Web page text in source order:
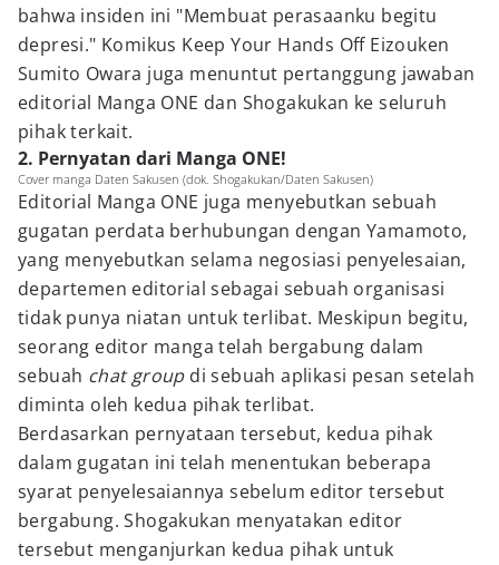
bahwa insiden ini "Membuat perasaanku begitu
depresi." Komikus Keep Your Hands Off Eizouken
Sumito Owara juga menuntut pertanggung jawaban
editorial Manga ONE dan Shogakukan ke seluruh
pihak terkait.
2. Pernyatan dari Manga ONE!
Cover manga Daten Sakusen (dok. Shogakukan/Daten Sakusen)
Editorial Manga ONE juga menyebutkan sebuah
gugatan perdata berhubungan dengan Yamamoto,
yang menyebutkan selama negosiasi penyelesaian,
departemen editorial sebagai sebuah organisasi
tidak punya niatan untuk terlibat. Meskipun begitu,
seorang editor manga telah bergabung dalam
sebuah chat group di sebuah aplikasi pesan setelah
diminta oleh kedua pihak terlibat.
Berdasarkan pernyataan tersebut, kedua pihak
dalam gugatan ini telah menentukan beberapa
syarat penyelesaiannya sebelum editor tersebut
bergabung. Shogakukan menyatakan editor
tersebut menganjurkan kedua pihak untuk